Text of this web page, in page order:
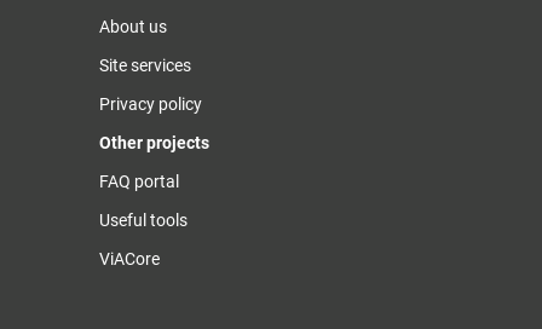
About us
Site services
Privacy policy
Other projects
FAQ portal
Useful tools
ViACore